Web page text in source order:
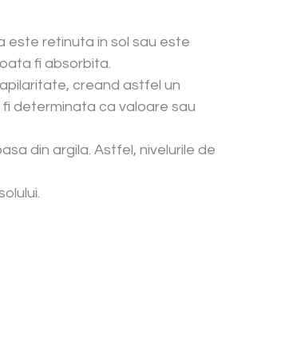
este retinuta in sol sau este
fi absorbita.
creand astfel un
determinata ca valoare sau
din argila. Astfel, nivelurile de